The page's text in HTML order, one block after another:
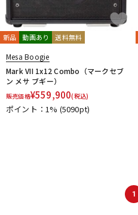
管楽器
DJ機器
新品 動画あり 送料無料
Mesa Boogie
Mark VII 1x12 Combo（マークセブ
ン メサ ブギー）
販売価格¥559,900(税込)
ポイント：1% (5090pt)
1